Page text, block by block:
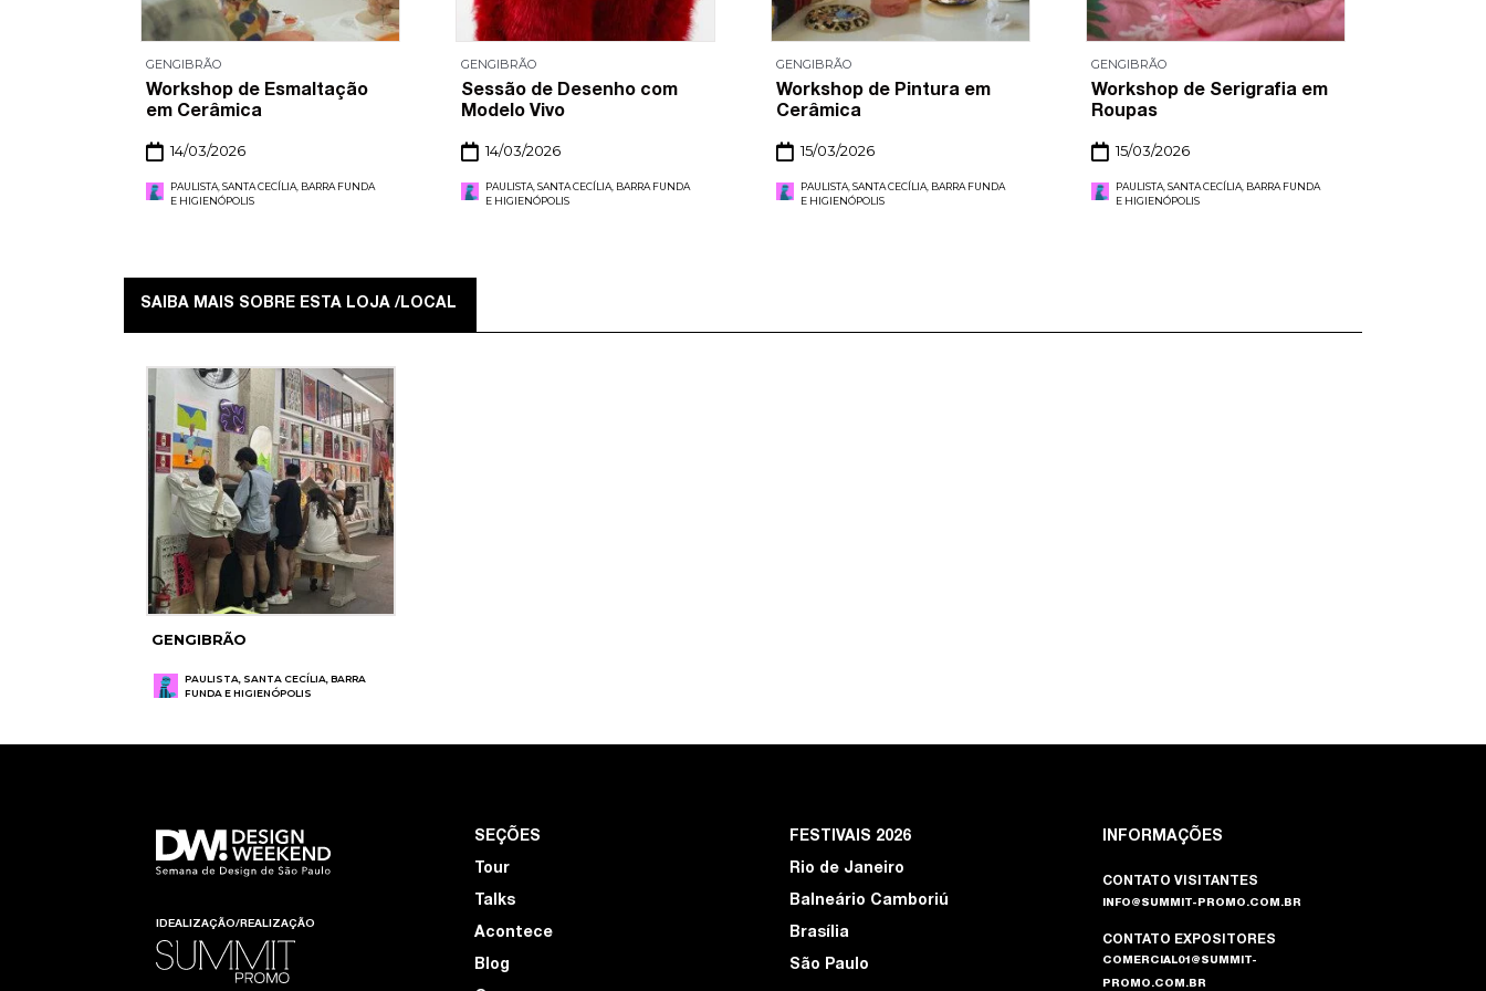
GENGIBRÃO
Workshop de Esmaltação
em Cerâmica
14/03/2026
PAULISTA, SANTA CECÍLIA, BARRA FUNDA
E HIGIENÓPOLIS
GENGIBRÃO
Sessão de Desenho com
Modelo Vivo
14/03/2026
PAULISTA, SANTA CECÍLIA, BARRA FUNDA
E HIGIENÓPOLIS
GENGIBRÃO
Workshop de Pintura em
Cerâmica
15/03/2026
PAULISTA, SANTA CECÍLIA, BARRA FUNDA
E HIGIENÓPOLIS
GENGIBRÃO
Workshop de Serigrafia em
Roupas
15/03/2026
PAULISTA, SANTA CECÍLIA, BARRA FUNDA
E HIGIENÓPOLIS
SAIBA MAIS SOBRE ESTA LOJA /LOCAL
GENGIBRÃO
PAULISTA, SANTA CECÍLIA, BARRA
FUNDA E HIGIENÓPOLIS
IDEALIZAÇÃO/REALIZAÇÃO
SEÇÕES
Tour
Talks
Acontece
Blog
FESTIVAIS 2026
Rio de Janeiro
Balneário Camboriú
Brasília
São Paulo
INFORMAÇÕES
CONTATO VISITANTES
INFO@SUMMIT-PROMO.COM.BR
CONTATO EXPOSITORES
COMERCIAL01@SUMMIT-
PROMO.COM.BR